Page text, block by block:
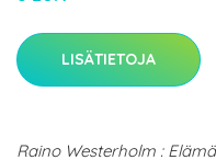
LISÄTIETOJA
Raino Westerholm :